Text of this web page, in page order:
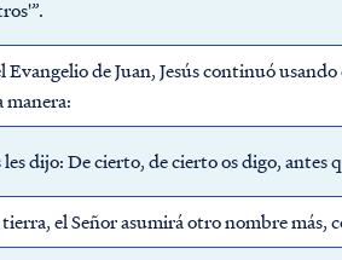
Evangelio de Juan, Jesús continuó
manera:
les dijo: De cierto, de cierto os digo, antes
el Señor asumirá otro nombre más,